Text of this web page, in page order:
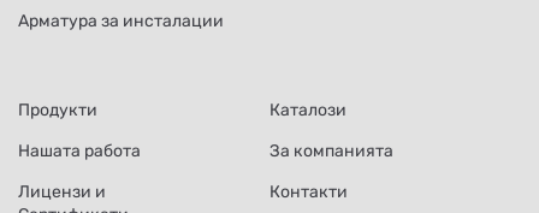
Арматура за инсталации
Продукти
Каталози
Нашата работа
За компанията
Лицензи и
Контакти